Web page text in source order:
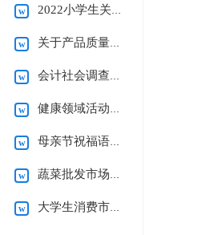
2022小学生关于街头错别字调查报告
关于产品质量承诺书模板锦集5篇
会计社会调查报告15篇
健康领域活动教案
母亲节祝福语(集合15篇)
蔬菜批发市场调查报告
大学生消费市场调查报告